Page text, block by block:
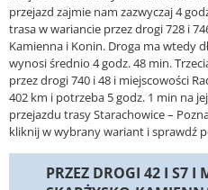
przejazd zajmie nam zazwyczaj 4
trasa w wariancie przez drogi 728 i
Kamienna i Konin. Droga ma wtedy
wynosi średnio 4 godz. 48 min.
przez drogi 740 i 48 i miejscowości
402 km i potrzeba 5 godz. 1 min na
przejazdu trasy Starachowice –
kliknij w wybrany wariant i sprawdź
PRZEZ DROGI 42 I S7 I